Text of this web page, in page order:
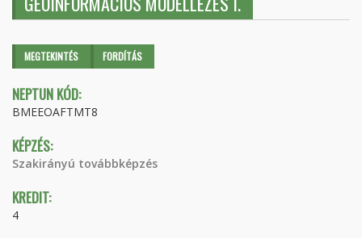
Elsődleges fülek
MEGTEKINTÉS (AKTÍVFORDÍTÁS
NEPTUN KÓD:
BMEEOAFTMT8
KÉPZÉS:
Szakirányú továbbképzés
KREDIT:
4